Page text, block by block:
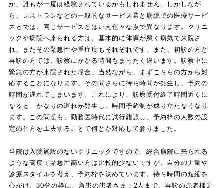
か、誰もが一度は経験されているかもしれません。しかしなが
ら、レストランなどの一般的なサービス業と病院での医療サービ
スとでは、同じサービスとはいえ色々な点で異なります。クリニ
ックや病院へ来られる方は、基本的に体調が悪く病気で来院さ
れ、またその緊急性や重症度もそれぞれです。また、初診の方と
再診の方では、診察にかかる時間もまったく違います。診察中に
緊急の方が来院された場合、当然ながら、まずこちらの方から対
応することになります。その間さらに待ち時間が発生し、予約の
時間が遅れてしまいます。これにより、診療受付終了時間近くに
なると、かなりの遅れが発生し、時間予約制が成り立たなくなり
ます。この問題も、勤務医時代に試行錯誤し、予約枠の人数の設
定の仕方を工夫することで何とか対応して参りました。
当院は入院施設のないクリニックですので、総合病院に来られる
ような高度で緊急性高い方は比較的少ないですが、自分の力量や
診療スタイルを考え、予約枠を決めています。待ち時間の短縮を
心がけ、30分の枠に、新患の患者さま：2人まで、再診の患者様3